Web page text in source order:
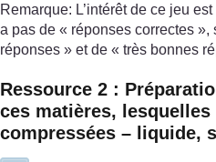
Remarque: L’intérêt de ce jeu
a pas de « réponses correctes
réponses » et de « très bonnes
Ressource 2 :
ces matières, lesquelles
compressées – liquide,